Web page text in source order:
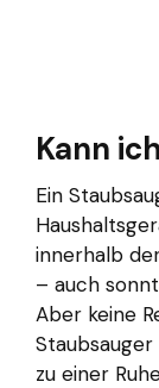
Kann
Ein
innerhalb
– auch
Aber keine
zu einer